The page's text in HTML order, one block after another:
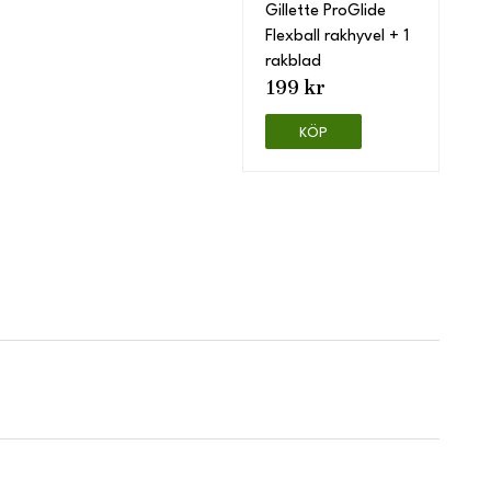
Gillette ProGlide
Flexball rakhyvel + 1
rakblad
199 kr
KÖP